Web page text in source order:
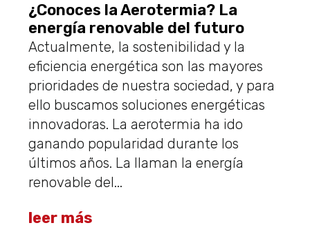
¿Conoces la Aerotermia? La
energía renovable del futuro
Actualmente, la sostenibilidad y la
eficiencia energética son las mayores
prioridades de nuestra sociedad, y para
ello buscamos soluciones energéticas
innovadoras. La aerotermia ha ido
ganando popularidad durante los
últimos años. La llaman la energía
renovable del...
leer más